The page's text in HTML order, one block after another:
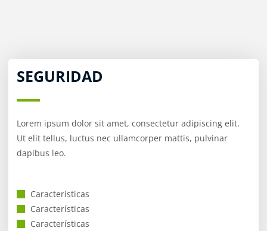
SEGURIDAD
Lorem ipsum dolor sit amet, consectetur adipiscing elit.
Ut elit tellus, luctus nec ullamcorper mattis, pulvinar
dapibus leo.
Características
Características
Características